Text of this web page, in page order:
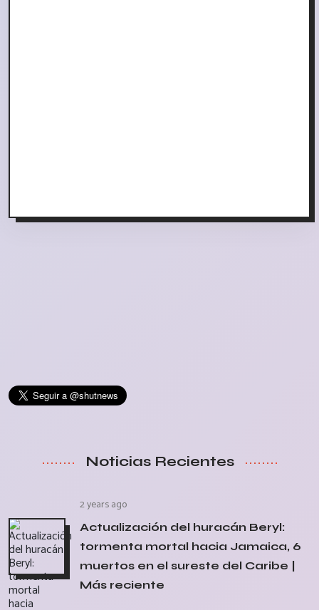
Noticias Recientes
2 years ago
Actualización del huracán Beryl:
tormenta mortal hacia Jamaica, 6
muertos en el sureste del Caribe |
Más reciente